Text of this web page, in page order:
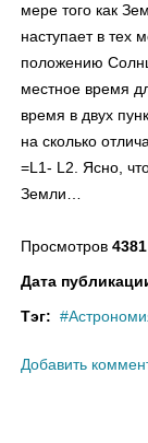
мере того как
наступает в тех
положению
местное время
время в двух
на сколько
=L1- L2. Ясно,
Земли…
Просмотров 4381
Дата
Тэг:
Добавить